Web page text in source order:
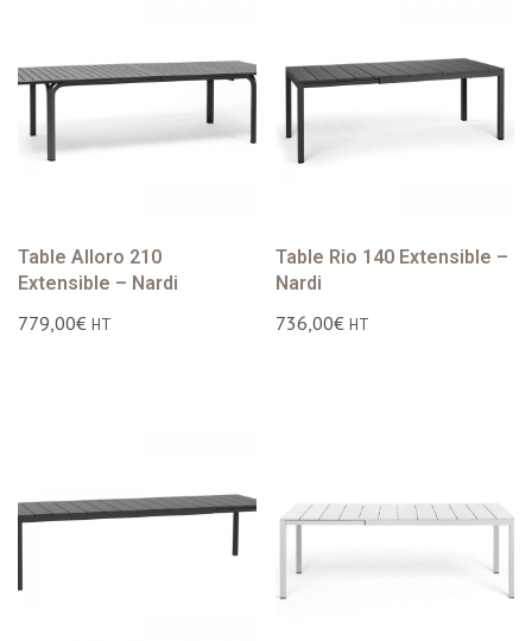
Table Alloro 210
Extensible – Nardi
779,00€ HT
Table Rio 140 Extensible –
Nardi
736,00€ HT